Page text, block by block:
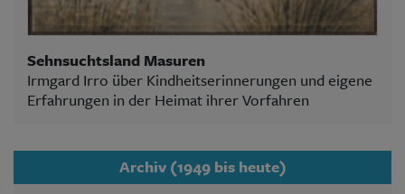
Sehnsuchtsland Masuren
Irmgard Irro über Kindheitserinnerungen und eigene
Erfahrungen in der Heimat ihrer Vorfahren
Archiv (1949 bis heute)